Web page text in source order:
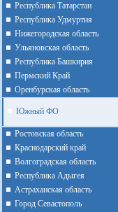
Республика Татарстан
Республика Удмуртия
Нижегородская область
Ульяновская область
Республика Башкирия
Пермский Край
Оренбурская область
Южный ФО
Ростовская область
Краснодарский край
Волгоградская область
Республика Адыгея
Астраханская область
Город Севастополь